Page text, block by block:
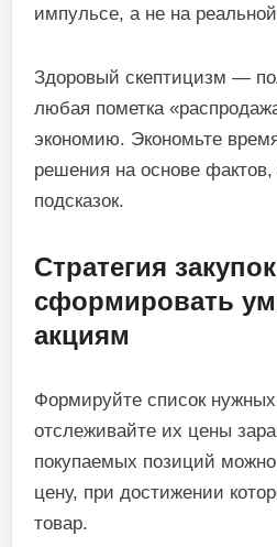
импульсе, а не на
Здоровый скептицизм —
любая пометка
экономию. Экономьте
решения на основе
подсказок.
Стратегия
сформировать
акциям
Формируйте список
отслеживайте их цены
покупаемых позиций
цену, при достижении
товар.